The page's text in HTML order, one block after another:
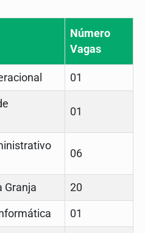
Número
Vagas
01
01
06
Granja 20
01